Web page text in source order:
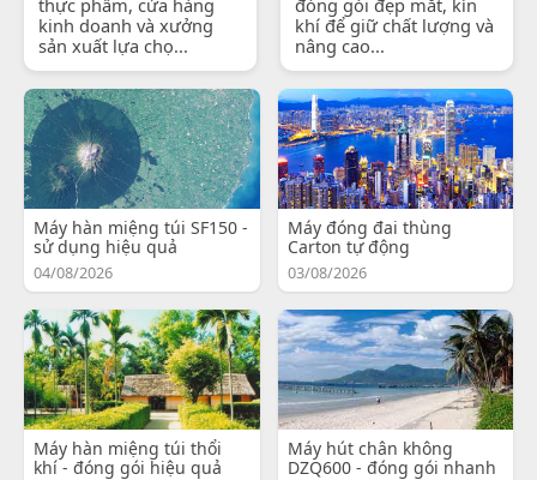
kinh doanh và xưởng
sản xuất lựa chọ...
khí để giữ chất lượng và
nâng cao...
Máy hàn miệng túi SF150 -
sử dụng hiệu quả
04/08/2026
Máy đóng đai thùng
Carton tự động
03/08/2026
Máy hàn miệng túi thổi
khí - đóng gói hiệu quả
Máy hút chân không
DZQ600 - đóng gói nhanh